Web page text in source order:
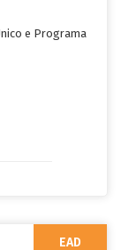
e Programa
EAD